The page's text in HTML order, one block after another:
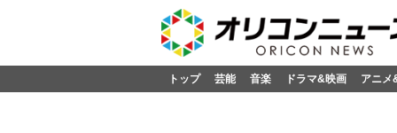
トップ 芸能 音楽 ドラマ&映画 アニメ